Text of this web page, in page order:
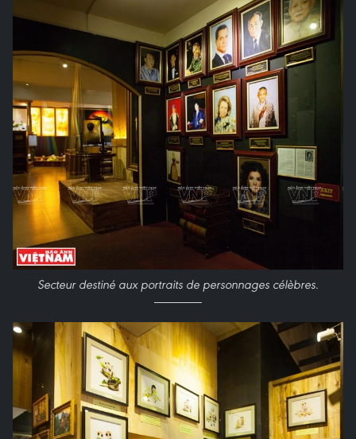
Secteur destiné aux portraits de personnages célèbres.